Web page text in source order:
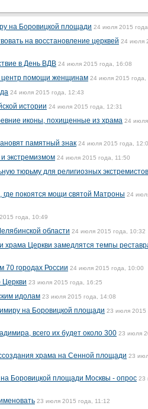
на Боровицкой площади 24 июля 2015
на восстановление церквей 24 июля
в День ВДВ 24 июля 2015 года, 16:08
центр помощи женщинам 24 июля 2015 года,
24 июля 2015 года, 12:43
истории 24 июля 2015 года, 12:31
иконы, похищенные из храма 24
памятный знак 24 июля 2015 года,
экстремизмом 24 июля 2015 года, 11:50
тюрьму для религиозных экстремистов
где покоятся мощи святой Матроны 24
года, 10:49
области 24 июля 2015 года, 10:32
храма Церкви замедлятся темпы
70 городах России 24 июля 2015 года, 10:00
Церкви 23 июля 2015 года, 16:25
идолам 23 июля 2015 года, 14:08
на Боровицкой площади 23 июля 2015
всего их будет около 300 23 июля
храма на Сенной площади 23
Боровицкой площади Москвы - опрос 23
23 июля 2015 года, 11:12